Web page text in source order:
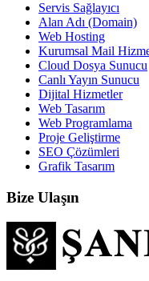
Servis Sağlayıcı
Alan Adı (Domain)
Web Hosting
Kurumsal Mail
Cloud Dosya Sunucu
Canlı Yayın Sunucu
Dijital Hizmetler
Web Tasarım
Web Programlama
Proje Geliştirme
SEO Çözümleri
Grafik Tasarım
Bize Ulaşın